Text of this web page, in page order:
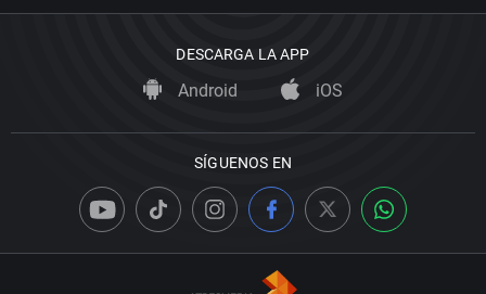
DESCARGA LA APP
Android iOS
SÍGUENOS EN